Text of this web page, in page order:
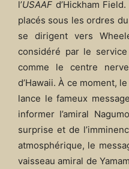
l’USAAF d’Hickham
placés sous les ordres
se dirigent vers
considéré par le
comme le centre
d’Hawaii. À ce moment,
lance le fameux message
informer I’amiral
surprise et de
atmosphérique, le
vaisseau amiral de